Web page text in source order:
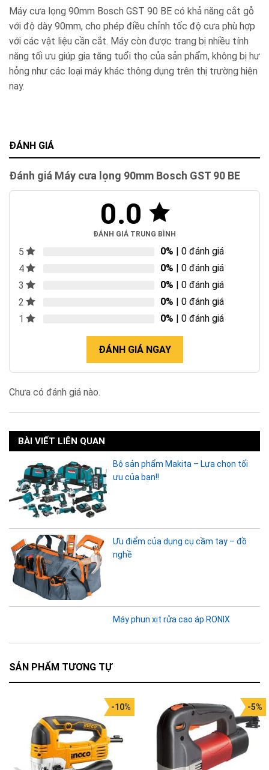
Máy cưa lọng 90mm Bosch GST 90 BE có khả năng cắt gỗ
với độ dày 90mm, cho phép điều chỉnh tốc độ cưa phù hợp
với các vật liệu cần cắt. Máy còn được trang bị nhiều tính
năng tối ưu giúp gia tăng tuổi thọ của sản phẩm, không bị hư
hỏng như các loại máy khác thông dụng trên thị trường hiện
nay.
ĐÁNH GIÁ
Đánh giá Máy cưa lọng 90mm Bosch GST 90 BE
0.0
ĐÁNH GIÁ TRUNG BÌNH
5 0% | 0 đánh giá
4
0% | 0 đánh giá
3
0% | 0 đánh giá
2
0% | 0 đánh giá
1
0% | 0 đánh giá
ĐÁNH GIÁ NGAY
Chưa có đánh giá nào.
BÀI VIẾT LIÊN QUAN
Bộ sản phẩm Makita – Lựa chọn tối
ưu của bạn!!
Ưu điểm của dụng cụ cầm tay – đồ
nghề
Máy phun xịt rửa cao áp RONIX
SẢN PHẨM TƯƠNG TỰ
-10% -5%